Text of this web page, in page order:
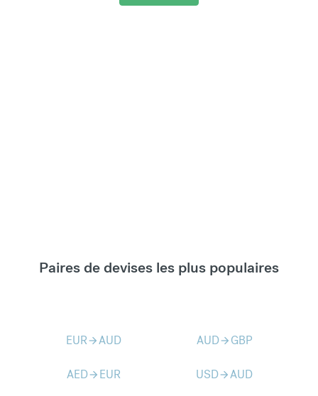
Paires de devises les plus populaires
EURarrow_forwardAUD AUDarrow_forward GBP
AEDarrow_forward EUR USDarrow_forwardAUD